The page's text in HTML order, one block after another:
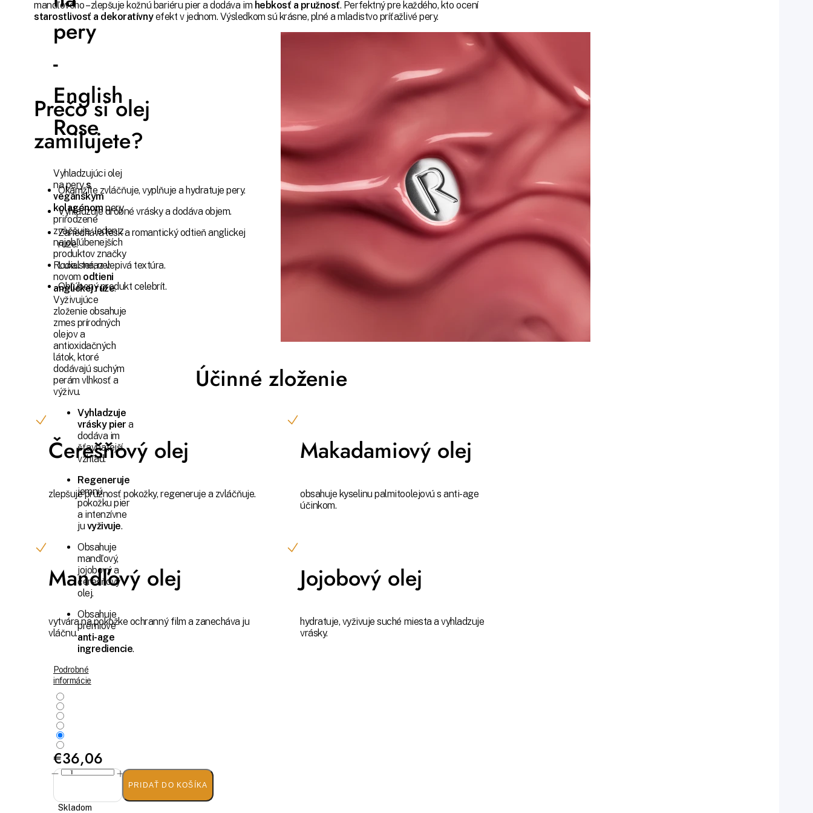
pery
-
English
Rose
Vyhladzujúci olej
na perys
vegánskym
kolagénom pery
prirodzene
zväčšuje. Jeden z
najobľúbenejších
produktov značky
Rodial teraz v
novom odtieni
anglickej ruže.
Vyživujúce
zloženie obsahuje
zmes prírodných
olejov a
antioxidačných
látok, ktoré
dodávajú suchým
perám vlhkosť a
výživu.
Vyhladzuje
vrásky pier a
dodáva im
šťavnatejší
vzhľad.
Regeneruje
jemnú
pokožku pier
a intenzívne
ju vyživuje.
Obsahuje
mandľový,
jojobový a
čerešňový
olej.
Obsahuje
prémiové
anti-age
ingrediencie.
Podrobné
informácie
€36,06
PRIDAŤ DO KOŠÍKA
Skladom
mandľového – zlepšuje kožnú bariéru pier a dodáva im hebkosť a pružnosť. Perfektný pre každého, kto ocení
starostlivosť a dekoratívnyefekt v jednom. Výsledkom sú krásne, plné a mladistvo príťažlivé pery.
Prečo si olej
zamilujete?
Okamžite zvláčňuje, vyplňuje a hydratuje pery.
Vyhladzuje drobné vrásky a dodáva objem.
Zanecháva lesk a romantický odtieň anglickej
ruže.
Luxusná, nelepivá textúra.
Obľúbený produkt celebrít.
Účinné zloženie
Čerešňový olej
zlepšuje pružnosť pokožky, regeneruje a zvláčňuje.
Makadamiový olej
obsahuje kyselinu palmitoolejovú s anti-age
účinkom.
Mandľový olej
vytvára na pokožke ochranný film a zanecháva ju
vláčnu.
Jojobový olej
hydratuje, vyživuje suché miesta a vyhladzuje
vrásky.